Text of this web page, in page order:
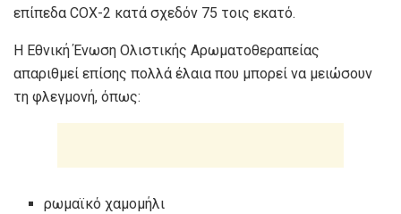
επίπεδα COX-2 κατά σχεδόν 75 τοις εκατό.
Η Εθνική Ένωση Ολιστικής Αρωματοθεραπείας
απαριθμεί επίσης πολλά έλαια που μπορεί να μειώσουν
τη φλεγμονή, όπως:
ρωμαϊκό χαμομήλι